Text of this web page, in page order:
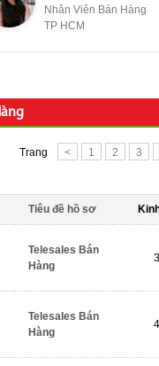
Nhân Viên Bán Hàng
TP HCM
Trang < 1 2 3
Tiêu đề hồ sơ
Telesales Bán
Hàng
Telesales Bán
Hàng